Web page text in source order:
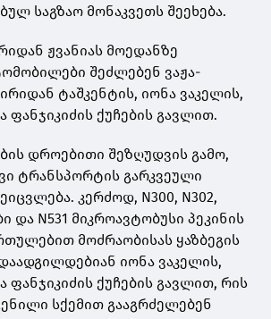
საგზაო მონაკვეთს შეეხება.
ჟვანიას მოედანზე
შეძლებენ ვაჟა-
ტაშკენტის, იონა ვაკელის,
ფანჯიკიძის ქუჩების გავლით.
დროებითი შეზღუდვის გამო,
ტრანსპორტის გარკვეული
კერძოდ, N300, N302,
და N531 მიკროავტობუსი პეკინის
მოძრაობისას ყაზბეგის
იონა ვაკელის,
ფანჯიკიძის ქუჩების გავლით, რის
სქემით გააგრძელებენ